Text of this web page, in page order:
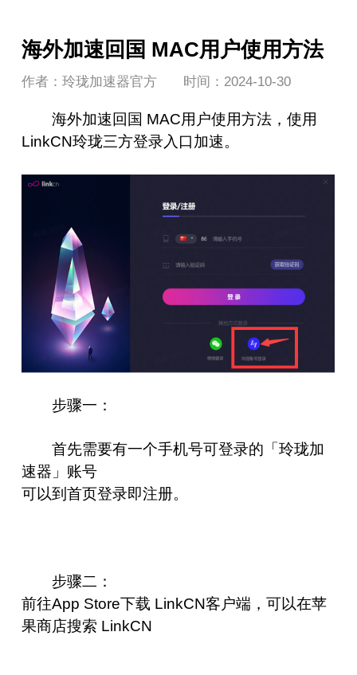
海外加速回国 MAC用户使用方法
作者：玲珑加速器官方 时间：2024-10-30
海外加速回国 MAC用户使用方法，使用
LinkCN玲珑三方登录入口加速。
步骤一：
首先需要有一个手机号可登录的「玲珑加
速器」账号
可以到首页登录即注册。
步骤二：
前往App Store下载 LinkCN客户端，可以在苹
果商店搜索 LinkCN